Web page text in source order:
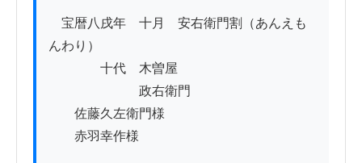
宝暦八戌年　十月　安右衛門割（あんえも
んわり）
十代　木曽屋
政右衛門
佐藤久左衛門様
赤羽幸作様